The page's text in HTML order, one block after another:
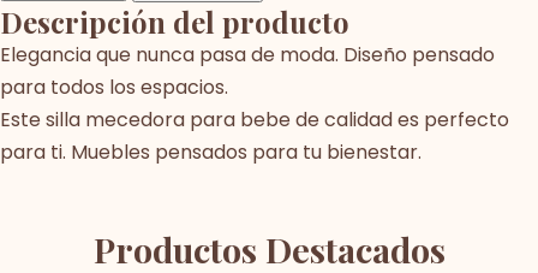
Descripción del producto
Elegancia que nunca pasa de moda. Diseño pensado
para todos los espacios.
Este silla mecedora para bebe de calidad es perfecto
para ti. Muebles pensados para tu bienestar.
Productos Destacados